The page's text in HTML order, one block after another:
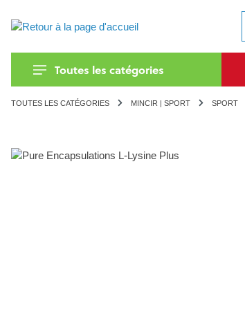
Toutes les catégories
TOUTES LES CATÉGORIES MINCIR | SPORT SPORT
Ignorer la galerie d'images